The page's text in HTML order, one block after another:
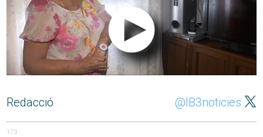
Redacció @IB3noticies
173